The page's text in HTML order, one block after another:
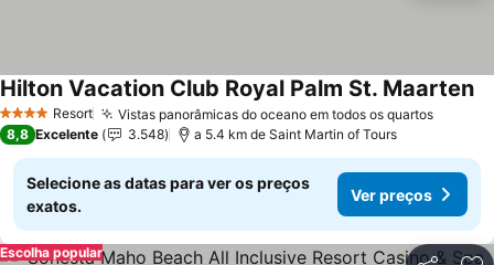
4 EstrelasResort Vistas panorâmicas do oceano em todos os quartos
Hilton Vacation Club Royal Palm St. Maarten
8,8 Excelente 3.548 a 5.4 km de Saint Martin of Tours
Selecione as datas para ver os preços
exatos.
Ver preços
Escolha popular